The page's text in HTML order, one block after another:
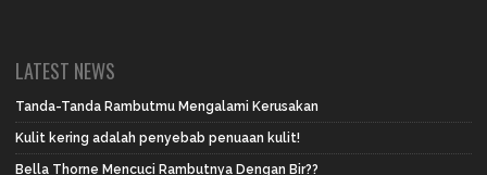
LATEST NEWS
Tanda-Tanda Rambutmu Mengalami Kerusakan
Kulit kering adalah penyebab penuaan kulit!
Bella Thorne Mencuci Rambutnya Dengan Bir??